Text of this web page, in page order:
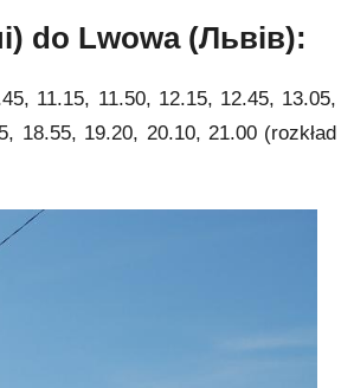
do Lwowa (Львів):
11.15, 11.50, 12.15, 12.45, 13.05,
18.55, 19.20, 20.10, 21.00 (rozkład